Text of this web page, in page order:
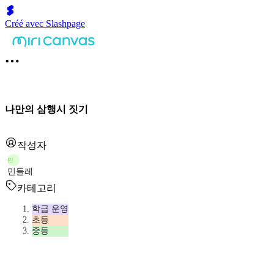
Créé avec Slashpage
나만의 삼행시 짓기
작성자
민
민들레
카테고리
학급 운영
초등
중등